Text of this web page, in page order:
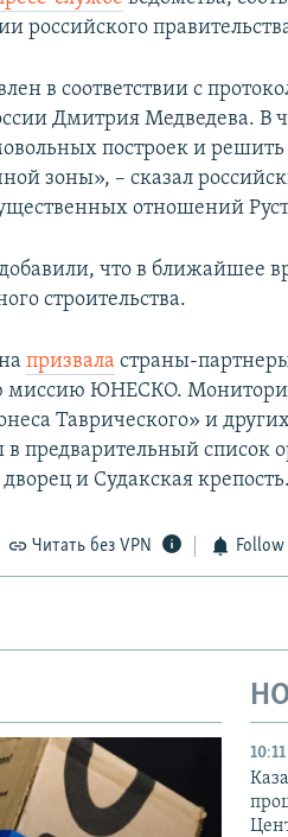
российского
в соответствии с
Дмитрия Медведева. В
построек и
зоны», – сказал
отношений
что в ближайшее
строительства.
призвала страны-
миссию ЮНЕСКО.
Таврического» и
предварительный список
и Судакская крепость.
Читать без VPN Follow
10:11